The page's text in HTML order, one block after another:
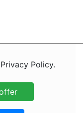
Policy.